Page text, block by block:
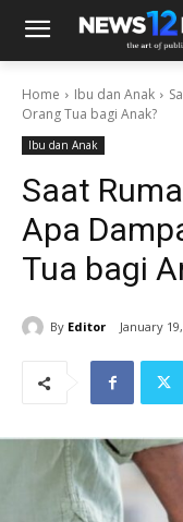
Home Ibu dan Anak
Orang Tua bagi Anak?
Ibu dan Anak
Saat
Apa
Tua bagi
By Editor January